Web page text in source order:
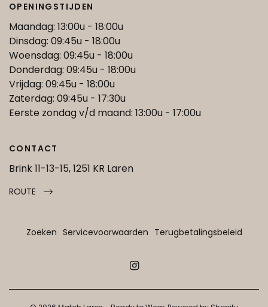
OPENINGSTIJDEN
Maandag: 13:00u - 18:00u
Dinsdag: 09:45u - 18:00u
Woensdag: 09:45u - 18:00u
Donderdag: 09:45u - 18:00u
Vrijdag: 09:45u - 18:00u
Zaterdag: 09:45u - 17:30u
Eerste zondag v/d maand: 13:00u - 17:00u
CONTACT
Brink 11-13-15, 1251 KR Laren
ROUTE
Zoeken Servicevoorwaarden Terugbetalingsbeleid